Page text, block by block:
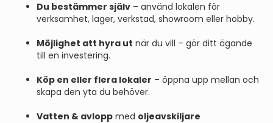
Du bestämmer själv – använd lokalen för
verksamhet, lager, verkstad, showroom eller hobby.
Möjlighet att hyra ut när du vill – gör ditt ägande
till en investering.
Köp en eller flera lokaler – öppna upp mellan och
skapa den yta du behöver.
Vatten & avlopp med oljeavskiljare